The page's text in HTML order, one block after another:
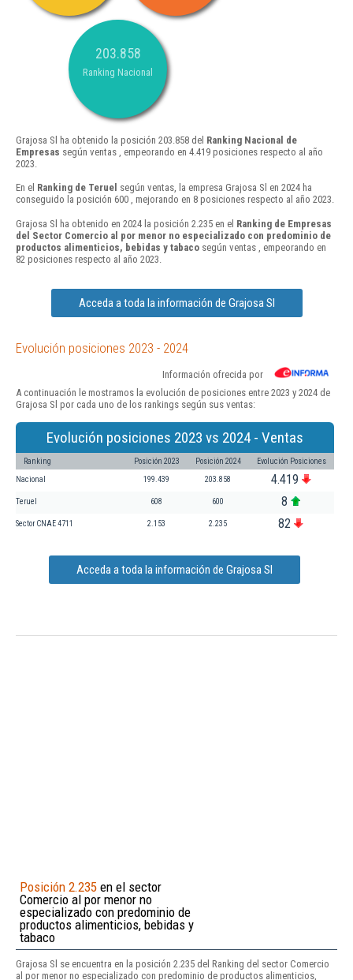
203.858
Ranking Nacional
Grajosa Sl ha obtenido la posición 203.858 del Ranking Nacional de
Empresas según ventas , empeorando en 4.419 posiciones respecto al año
2023.
En el Ranking de Teruel según ventas, la empresa Grajosa Sl en 2024 ha
conseguido la posición 600 , mejorando en 8 posiciones respecto al año 2023.
Grajosa Sl ha obtenido en 2024 la posición 2.235 en el Ranking de Empresas
del Sector Comercio al por menor no especializado con predominio de
productos alimenticios, bebidas y tabaco según ventas , empeorando en
82 posiciones respecto al año 2023.
Acceda a toda la información de Grajosa Sl
Evolución posiciones 2023 - 2024
Información ofrecida por
A continuación le mostramos la evolución de posiciones entre 2023 y 2024 de
Grajosa Sl por cada uno de los rankings según sus ventas:
Evolución posiciones 2023 vs 2024 - Ventas
Ranking Posición 2023 Posición 2024 Evolución Posiciones
Nacional 199.439 203.858 4.419
Teruel 608 600 8
Sector CNAE 4711 2.153 2.235 82
Acceda a toda la información de Grajosa Sl
Posición 2.235 en el sector
Comercio al por menor no
especializado con predominio de
productos alimenticios, bebidas y
tabaco
Grajosa Sl se encuentra en la posición 2.235 del Ranking del sector Comercio
al por menor no especializado con predominio de productos alimenticios,